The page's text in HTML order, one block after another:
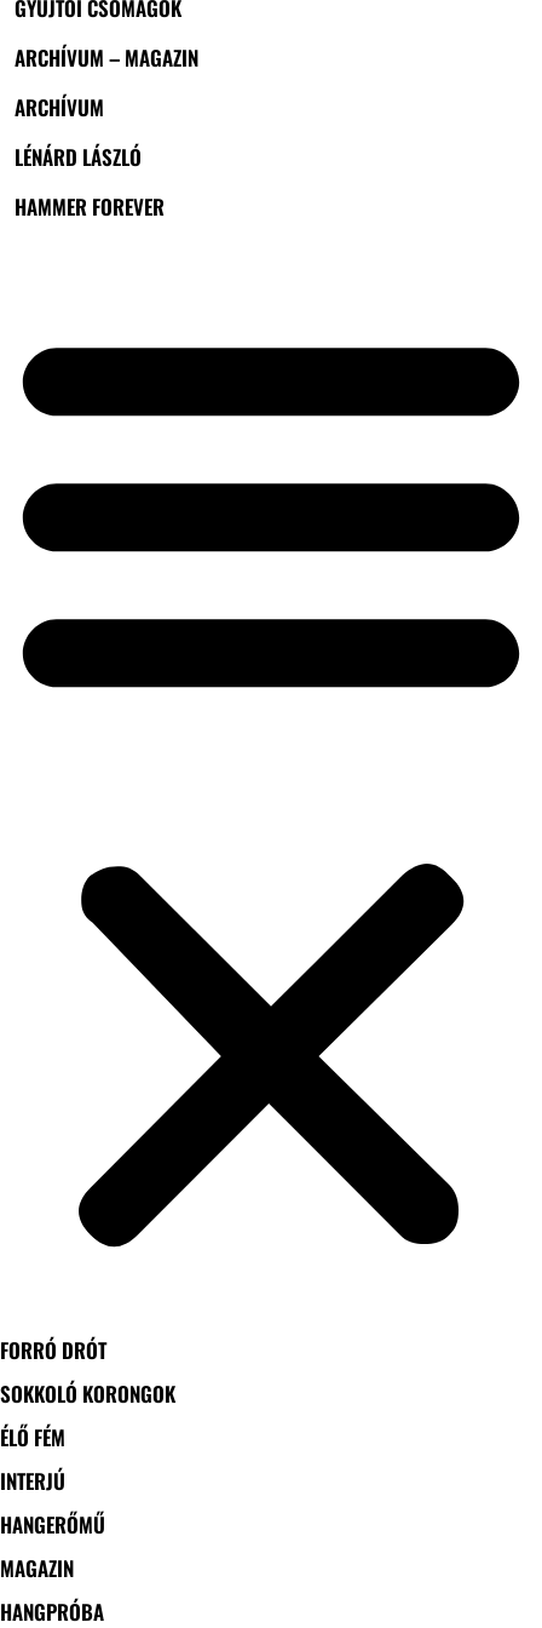
GYŰJTŐI CSOMAGOK
ARCHÍVUM – MAGAZIN
ARCHÍVUM
LÉNÁRD LÁSZLÓ
HAMMER FOREVER
FORRÓ DRÓT
SOKKOLÓ KORONGOK
ÉLŐ FÉM
INTERJÚ
HANGERŐMŰ
MAGAZIN
HANGPRÓBA